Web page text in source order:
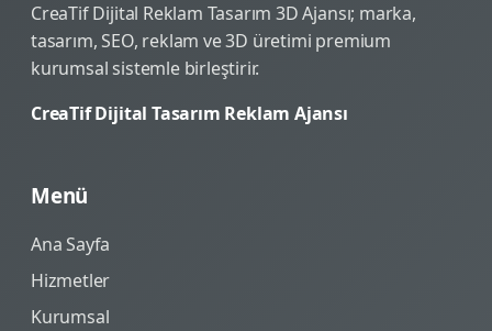
CreaTif Dijital Reklam Tasarım 3D Ajansı; marka,
tasarım, SEO, reklam ve 3D üretimi premium
kurumsal sistemle birleştirir.
CreaTif Dijital Tasarım Reklam Ajansı
Menü
Ana Sayfa
Hizmetler
Kurumsal